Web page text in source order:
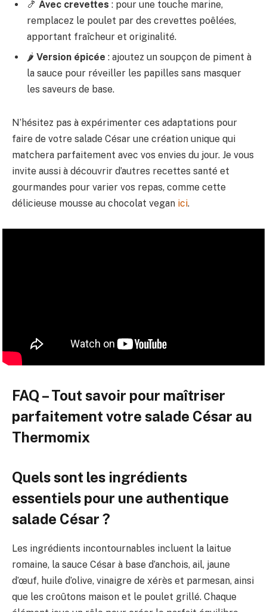
🍤 Avec crevettes : pour une touche marine,
remplacez le poulet par des crevettes poêlées,
apportant fraîcheur et originalité.
🌶 Version épicée : ajoutez un soupçon de piment à
la sauce pour réveiller les papilles sans masquer
les saveurs de base.
N’hésitez pas à expérimenter ces adaptations pour
faire de votre salade César une création unique qui
matchera parfaitement avec vos envies du jour. Je vous
invite aussi à découvrir d’autres recettes santé et
gourmandes pour varier vos repas, comme cette
délicieuse mousse au chocolat vegan ici.
FAQ – Tout savoir pour maîtriser
parfaitement votre salade César au
Thermomix
Quels sont les ingrédients
essentiels pour une authentique
salade César ?
Les ingrédients incontournables incluent la laitue
romaine, la sauce César à base d’anchois, ail, jaune
d’œuf, huile d’olive, vinaigre de xérès et parmesan, ainsi
que les croûtons maison et le poulet grillé. Chaque